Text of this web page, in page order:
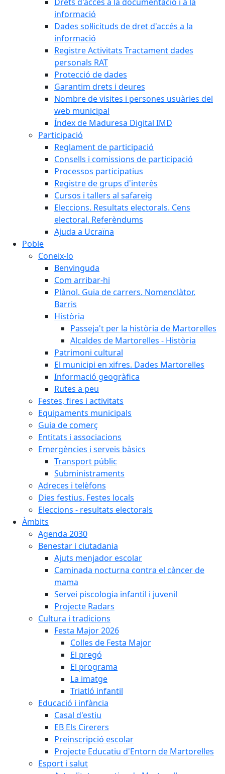
informació
Dades sol·licituds de dret d'accés a la
informació
Registre Activitats Tractament dades
personals RAT
Protecció de dades
Garantim drets i deures
Nombre de visites i persones usuàries del
web municipal
Índex de Maduresa Digital IMD
Participació
Reglament de participació
Consells i comissions de participació
Processos participatius
Registre de grups d'interès
Cursos i tallers al safareig
Eleccions. Resultats electorals. Cens
electoral. Referèndums
Ajuda a Ucraïna
Poble
Coneix-lo
Benvinguda
Com arribar-hi
Plànol. Guia de carrers. Nomenclàtor.
Barris
Història
Passeja't per la història de Martorelles
Alcaldes de Martorelles - Història
Patrimoni cultural
El municipi en xifres. Dades Martorelles
Informació geogràfica
Rutes a peu
Festes, fires i activitats
Equipaments municipals
Guia de comerç
Entitats i associacions
Emergències i serveis bàsics
Transport públic
Subministraments
Adreces i telèfons
Dies festius. Festes locals
Eleccions - resultats electorals
Àmbits
Agenda 2030
Benestar i ciutadania
Ajuts menjador escolar
Caminada nocturna contra el càncer de
mama
Servei piscologia infantil i juvenil
Projecte Radars
Cultura i tradicions
Festa Major 2026
Colles de Festa Major
El pregó
El programa
La imatge
Triatló infantil
Educació i infància
Casal d'estiu
EB Els Cirerers
Preinscripció escolar
Projecte Educatiu d'Entorn de Martorelles
Esport i salut